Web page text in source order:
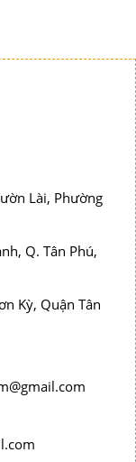
Lài, Phường
Q. Tân Phú,
Kỳ, Quận Tân